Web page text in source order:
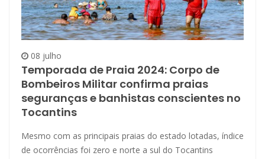
08 julho
Temporada de Praia 2024: Corpo de
Bombeiros Militar confirma praias
seguranças e banhistas conscientes no
Tocantins
Mesmo com as principais praias do estado lotadas, índice
de ocorrências foi zero e norte a sul do Tocantins